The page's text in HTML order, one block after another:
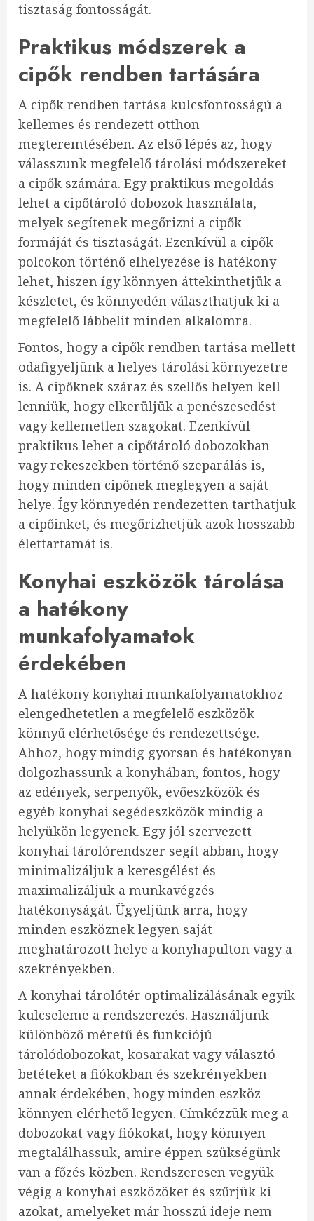
tisztaság fontosságát.
Praktikus módszerek a
cipők rendben tartására
A cipők rendben tartása kulcsfontosságú a
kellemes és rendezett otthon
megteremtésében. Az első lépés az, hogy
válasszunk megfelelő tárolási módszereket
a cipők számára. Egy praktikus megoldás
lehet a cipőtároló dobozok használata,
melyek segítenek megőrizni a cipők
formáját és tisztaságát. Ezenkívül a cipők
polcokon történő elhelyezése is hatékony
lehet, hiszen így könnyen áttekinthetjük a
készletet, és könnyedén választhatjuk ki a
megfelelő lábbelit minden alkalomra.
Fontos, hogy a cipők rendben tartása mellett
odafigyeljünk a helyes tárolási környezetre
is. A cipőknek száraz és szellős helyen kell
lenniük, hogy elkerüljük a penészesedést
vagy kellemetlen szagokat. Ezenkívül
praktikus lehet a cipőtároló dobozokban
vagy rekeszekben történő szeparálás is,
hogy minden cipőnek meglegyen a saját
helye. Így könnyedén rendezetten tarthatjuk
a cipőinket, és megőrizhetjük azok hosszabb
élettartamát is.
Konyhai eszközök tárolása
a hatékony
munkafolyamatok
érdekében
A hatékony konyhai munkafolyamatokhoz
elengedhetetlen a megfelelő eszközök
könnyű elérhetősége és rendezettsége.
Ahhoz, hogy mindig gyorsan és hatékonyan
dolgozhassunk a konyhában, fontos, hogy
az edények, serpenyők, evőeszközök és
egyéb konyhai segédeszközök mindig a
helyükön legyenek. Egy jól szervezett
konyhai tárolórendszer segít abban, hogy
minimalizáljuk a keresgélést és
maximalizáljuk a munkavégzés
hatékonyságát. Ügyeljünk arra, hogy
minden eszköznek legyen saját
meghatározott helye a konyhapulton vagy a
szekrényekben.
A konyhai tárolótér optimalizálásának egyik
kulcseleme a rendszerezés. Használjunk
különböző méretű és funkciójú
tárolódobozokat, kosarakat vagy választó
betéteket a fiókokban és szekrényekben
annak érdekében, hogy minden eszköz
könnyen elérhető legyen. Címkézzük meg a
dobozokat vagy fiókokat, hogy könnyen
megtalálhassuk, amire éppen szükségünk
van a főzés közben. Rendszeresen vegyük
végig a konyhai eszközöket és szűrjük ki
azokat, amelyeket már hosszú ideje nem